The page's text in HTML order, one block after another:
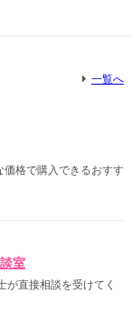
一覧へ
格で購入できるおすす
室
が直接相談を受けてく